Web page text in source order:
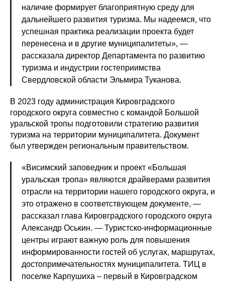
наличие формирует благоприятную среду для
дальнейшего развития туризма. Мы надеемся, что
успешная практика реализации проекта будет
перенесена и в другие муниципалитеты», —
рассказала директор Департамента по развитию
туризма и индустрии гостеприимства
Свердловской области Эльмира Туканова.
В 2023 году администрация Кировградского
городского округа совместно с командой Большой
уральской тропы подготовили стратегию развития
туризма на территории муниципалитета. Документ
был утвержден региональным правительством.
«Висимский заповедник и проект «Большая
уральская тропа» являются драйверами развития
отрасли на территории нашего городского округа, и
это отражено в соответствующем документе, —
рассказал глава Кировградского городского округа
Александр Оськин. — Туристско-информационные
центры играют важную роль для повышения
информированности гостей об услугах, маршрутах,
достопримечательностях муниципалитета. ТИЦ в
поселке Карпушиха – первый в Кировградском